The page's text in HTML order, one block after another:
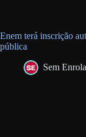
Enem terá inscrição
pública
Sem